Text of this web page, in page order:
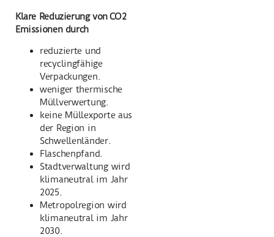
Klare Reduzierung vonCO2
Emissionen durch
reduzierte und
recyclingfähige
Verpackungen.
weniger thermische
Müllverwertung.
keine Müllexporte aus
der Region in
Schwellenländer.
Flaschenpfand.
Stadtverwaltung wird
klimaneutral im Jahr
2025.
Metropolregion wird
klimaneutral im Jahr
2030.